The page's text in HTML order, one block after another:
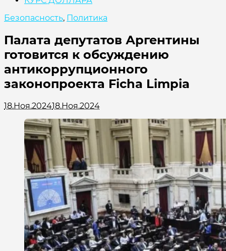
Безопасность, Политика
Палата депутатов Аргентины
готовится к обсуждению
антикоррупционного
законопроекта Ficha Limpia
18.Ноя.202418.Ноя.2024